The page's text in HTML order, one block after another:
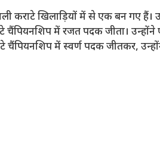
कराटे खिलाड़ियों में से एक बन गए
चैंपियनशिप में रजत पदक जीता। उन्होंने
चैंपियनशिप में स्वर्ण पदक जीतकर,